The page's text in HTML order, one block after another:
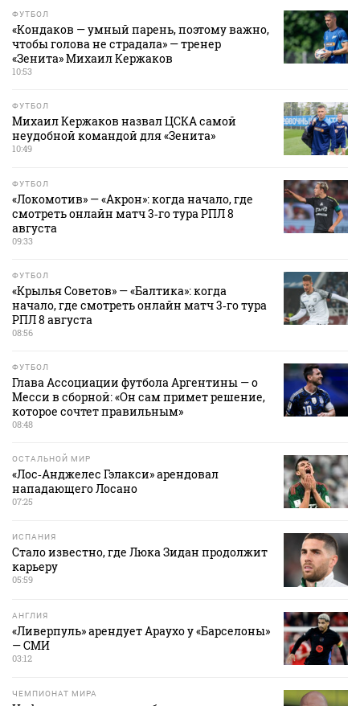
ФУТБОЛ
«Кондаков — умный парень, поэтому важно,
чтобы голова не страдала» — тренер
«Зенита» Михаил Кержаков
10:53
ФУТБОЛ
Михаил Кержаков назвал ЦСКА самой
неудобной командой для «Зенита»
10:49
ФУТБОЛ
«Локомотив» — «Акрон»: когда начало, где
смотреть онлайн матч 3‑го тура РПЛ 8
августа
09:33
ФУТБОЛ
«Крылья Советов» — «Балтика»: когда
начало, где смотреть онлайн матч 3‑го тура
РПЛ 8 августа
08:56
ФУТБОЛ
Глава Ассоциации футбола Аргентины — о
Месси в сборной: «Он сам примет решение,
которое сочтет правильным»
08:48
ОСТАЛЬНОЙ МИР
«Лос‑Анджелес Гэлакси» арендовал
нападающего Лосано
07:25
ИСПАНИЯ
Стало известно, где Люка Зидан продолжит
карьеру
05:59
АНГЛИЯ
«Ливерпуль» арендует Араухо у «Барселоны»
— СМИ
03:12
ЧЕМПИОНАТ МИРА